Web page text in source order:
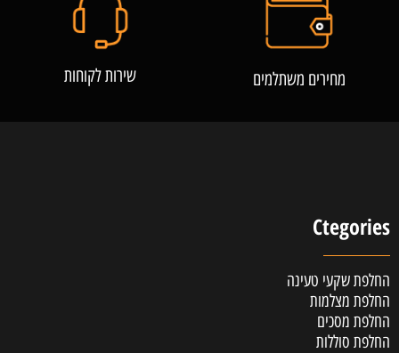
מחירים משתלמים שירות לקוחות
Ctegories
החלפת שקעי טעינה
החלפת מצלמות
החלפת מסכים
החלפת סוללות